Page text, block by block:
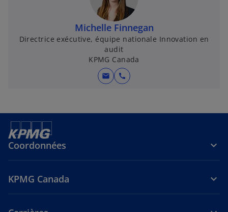
Michelle Finnegan
Directrice exécutive, équipe nationale Innovation en
audit
KPMG Canada
mail call
Coordonnées
KPMG Canada